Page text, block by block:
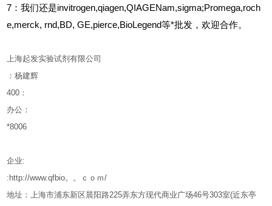
7：我们还是invitrogen,qiagen,QIAGENam,sigma;Promega,roch
e,merck, rnd,BD, GE,pierce,BioLegend等*批发，欢迎合作。
上海起发实验试剂有限公司
：杨建辉
400 ：
办公：
*8006
企业:
:http://www.qfbio。。ｃｏｍ/
地址：上海市浦东新区晨阳路225弄东方现代商业广场46号303室(近东亭